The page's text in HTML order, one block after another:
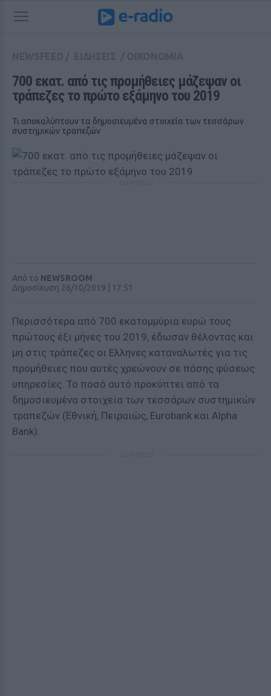
700 εκατ. από τις προμήθειες μάζεψαν οι
τράπεζες το πρώτο εξάμηνο του 2019
Τι αποκαλύπτουν τα δημοσιευμένα στοιχεία των τεσσάρων
συστημικών τραπεζών
Από το NEWSROOM
Δημοσίευση 26/10/2019 | 17:51
Περισσότερα από 700 εκατομμύρια ευρώ τους
πρώτους έξι μήνες του 2019, έδωσαν θέλοντας και
μη στις τράπεζες οι Ελληνες καταναλωτές για τις
προμήθειες που αυτές χρεώνουν σε πάσης φύσεως
υπηρεσίες. Το ποσό αυτό προκύπτει από τα
δημοσιευμένα στοιχεία των τεσσάρων συστημικών
τραπεζών (Εθνική, Πειραιώς, Εurobank και Αlpha
Bank).